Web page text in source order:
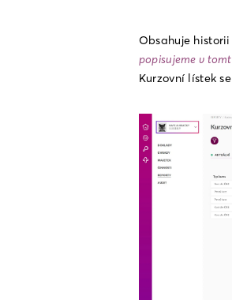
Obsahuje
popisujeme v
Kurzovní lístek